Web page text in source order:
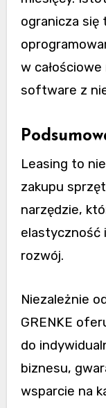
ogranicza się
w całościowe
software z
Leasing to
zakupu
narzędzie,
elastyczność
rozwój.
Niezależnie
GRENKE
do
biznesu,
wsparcie na